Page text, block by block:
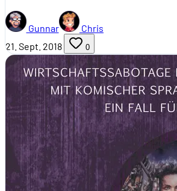
Gunnar
Chris
21. Sept. 2018
0